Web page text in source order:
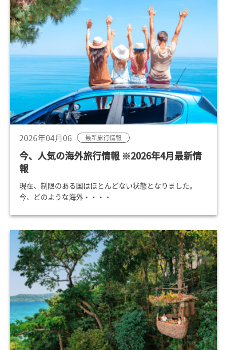
2026年04月06 最新旅行情報
今、人気の海外旅行情報 ※2026年4月最新情
報
現在、制限のある国はほとんどない状態となりました。
今、どのような海外・・・・